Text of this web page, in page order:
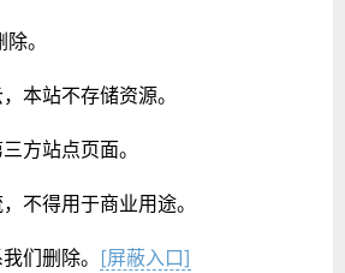
。
本站不存储资源。
方站点页面。
不得用于商业用途。
们删除。 [屏蔽入口]